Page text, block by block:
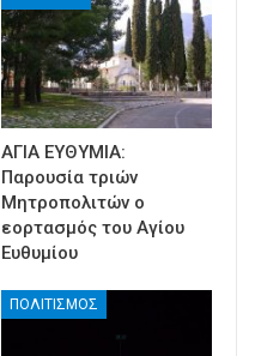
ΑΓΙΑ ΕΥΘΥΜΙΑ:
Παρουσία τριών
Μητροπολιτών ο
εορτασμός του Αγίου
Ευθυμίου
ΠΟΛΙΤΙΣΜΟΣ